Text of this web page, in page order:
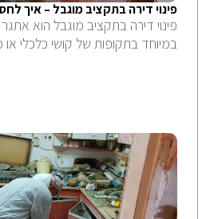
פינוי דירה בתקציב מוגבל – איך
פינוי דירה בתקציב מוגבל הוא
במיוחד בתקופות של קושי כלכלי או